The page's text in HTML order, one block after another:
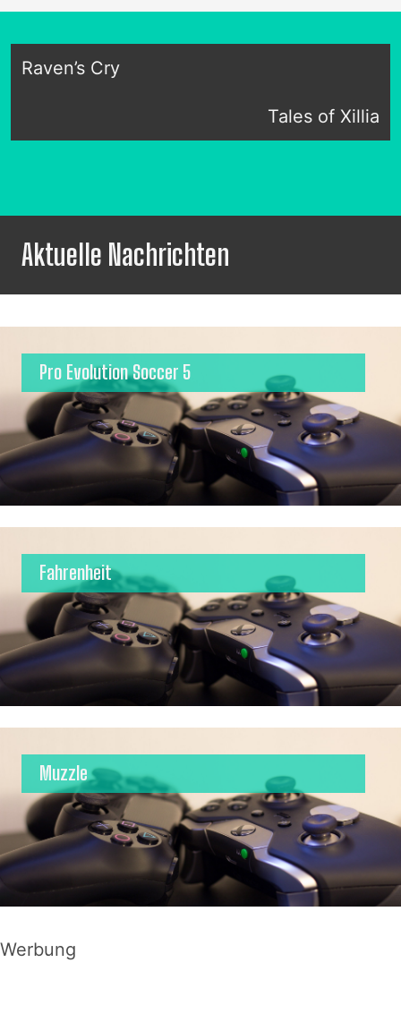
Raven’s Cry
Tales of Xillia
Aktuelle Nachrichten
Pro Evolution Soccer 5
Fahrenheit
Muzzle
Werbung